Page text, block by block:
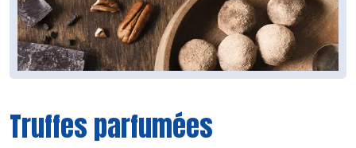
Truffes parfumées